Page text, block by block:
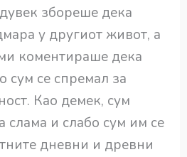
збореше дека
у другиот живот, а
коментираше дека
сум се спремал за
Као демек, сум
слама и слабо сум им се
дневни и древни